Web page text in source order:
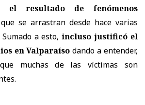
el resultado de fenómenos
que se arrastran desde hace varias
Sumado a esto,incluso justificó el
en Valparaíso dando a entender,
muchas de las víctimas son